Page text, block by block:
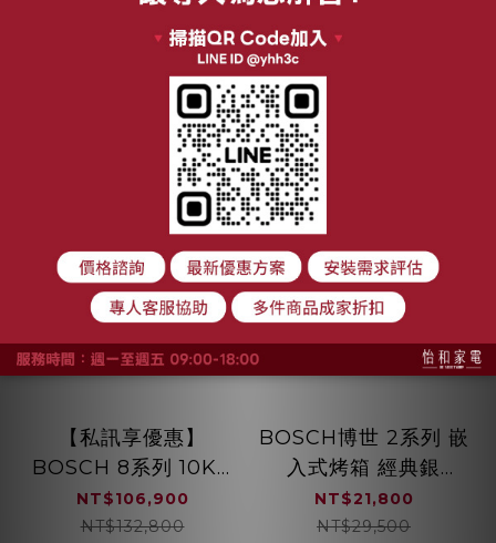
加入購物車 加入購物車
【私訊享優惠】
BOSCH 8系列 10KG
活氧洗衣機+9KG熱泵
式乾衣機 220V 含毛
NT$106,900
NT$132,800
BOSCH博世 2系列 嵌
入式烤箱 經典銀
HBF133BR0N
NT$21,800
NT$29,500